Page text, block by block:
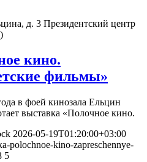
д. 3 Президентский центр
кино.
фильмы»
в фоей кинозала Ельцин
выставка «Полочное кино.
2026-05-19T01:20:00+03:00
polochnoe-kino-zapreschennye-
5